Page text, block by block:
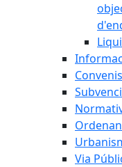
Convenis
Via